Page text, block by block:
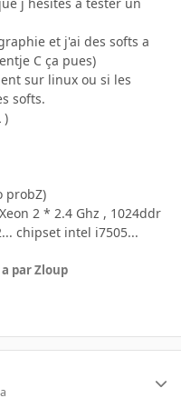
j hésites a tester un
et j'ai des softs a
C ça pues)
sur linux ou si les
softs.
)
probZ)
2 * 2.4 Ghz , 1024ddr
chipset intel i7505...
par Zloup